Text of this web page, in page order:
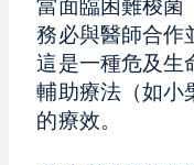
當面臨困難梭菌
務必與醫師合作
這是一種危及生
輔助療法（如小
的療效。